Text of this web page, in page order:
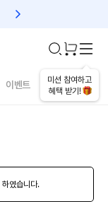
친구초대 1만원 리워드!
미션 참여하고
혜택 받기!
이벤트 건강매거진
하였습니다.